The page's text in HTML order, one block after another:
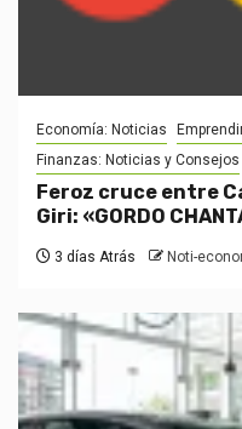
Economía: Noticias
Finanzas: Noticias y Consejos
Feroz cruce entre
Giri: «GORDO
3 días Atrás Noti-